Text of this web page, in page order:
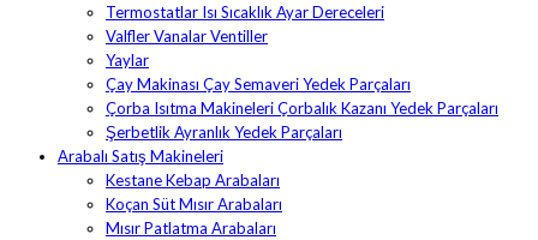
Termostatlar Isı Sıcaklık Ayar Dereceleri
Valfler Vanalar Ventiller
Yaylar
Çay Makinası Çay Semaveri Yedek Parçaları
Çorba Isıtma Makineleri Çorbalık Kazanı Yedek Parçaları
Şerbetlik Ayranlık Yedek Parçaları
Arabalı Satış Makineleri
Kestane Kebap Arabaları
Koçan Süt Mısır Arabaları
Mısır Patlatma Arabaları